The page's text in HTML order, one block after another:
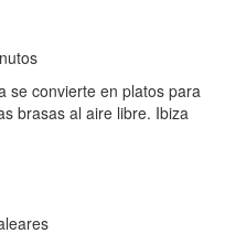
se convierte en platos para
brasas al aire libre. Ibiza